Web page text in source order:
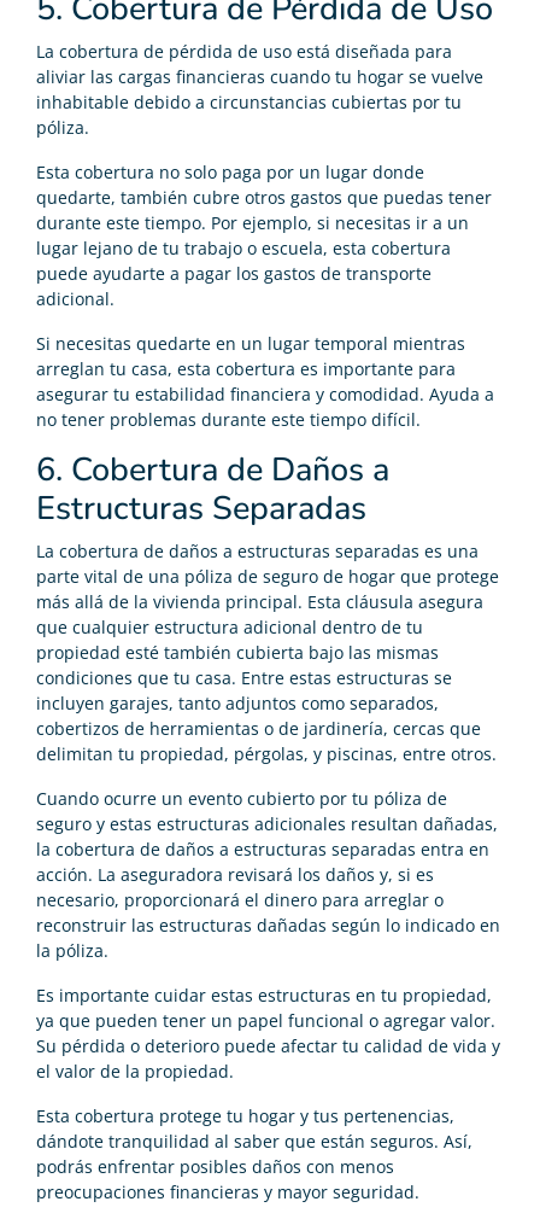
5. Cobertura de Pérdida de Uso
La cobertura de pérdida de uso está diseñada para
aliviar las cargas financieras cuando tu hogar se vuelve
inhabitable debido a circunstancias cubiertas por tu
póliza.
Esta cobertura no solo paga por un lugar donde
quedarte, también cubre otros gastos que puedas tener
durante este tiempo. Por ejemplo, si necesitas ir a un
lugar lejano de tu trabajo o escuela, esta cobertura
puede ayudarte a pagar los gastos de transporte
adicional.
Si necesitas quedarte en un lugar temporal mientras
arreglan tu casa, esta cobertura es importante para
asegurar tu estabilidad financiera y comodidad. Ayuda a
no tener problemas durante este tiempo difícil.
6. Cobertura de Daños a
Estructuras Separadas
La cobertura de daños a estructuras separadas es una
parte vital de una póliza de seguro de hogar que protege
más allá de la vivienda principal. Esta cláusula asegura
que cualquier estructura adicional dentro de tu
propiedad esté también cubierta bajo las mismas
condiciones que tu casa. Entre estas estructuras se
incluyen garajes, tanto adjuntos como separados,
cobertizos de herramientas o de jardinería, cercas que
delimitan tu propiedad, pérgolas, y piscinas, entre otros.
Cuando ocurre un evento cubierto por tu póliza de
seguro y estas estructuras adicionales resultan dañadas,
la cobertura de daños a estructuras separadas entra en
acción. La aseguradora revisará los daños y, si es
necesario, proporcionará el dinero para arreglar o
reconstruir las estructuras dañadas según lo indicado en
la póliza.
Es importante cuidar estas estructuras en tu propiedad,
ya que pueden tener un papel funcional o agregar valor.
Su pérdida o deterioro puede afectar tu calidad de vida y
el valor de la propiedad.
Esta cobertura protege tu hogar y tus pertenencias,
dándote tranquilidad al saber que están seguros. Así,
podrás enfrentar posibles daños con menos
preocupaciones financieras y mayor seguridad.